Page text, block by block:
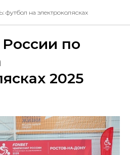
на электроколясках
по
2025